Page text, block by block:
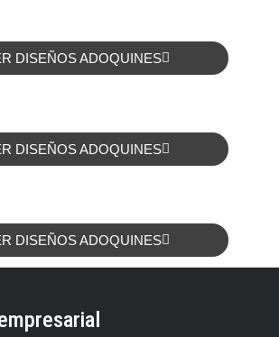
DISEÑOS ADOQUINES
DISEÑOS ADOQUINES
DISEÑOS ADOQUINES